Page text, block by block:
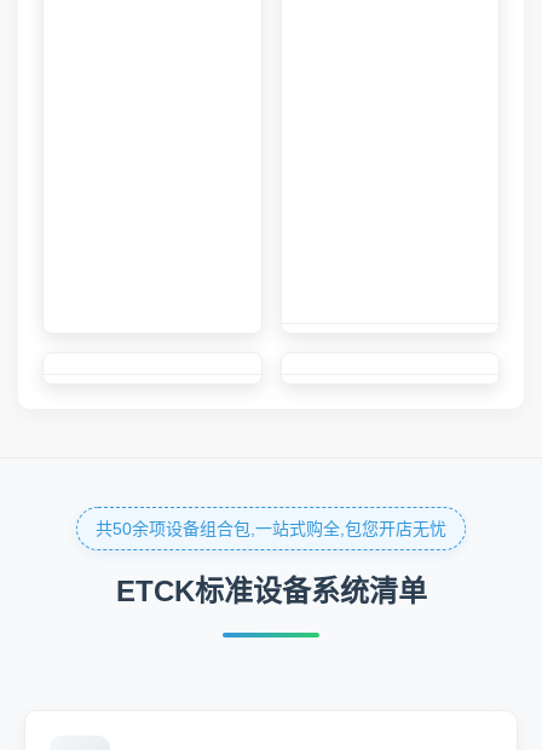
共50余项设备组合包,一站式购全,包您开店无忧
ETCK标准设备系统清单